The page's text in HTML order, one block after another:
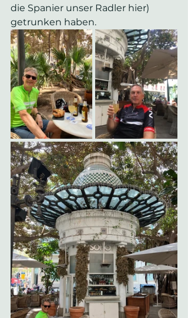
die Spanier unser Radler hier)
getrunken haben.